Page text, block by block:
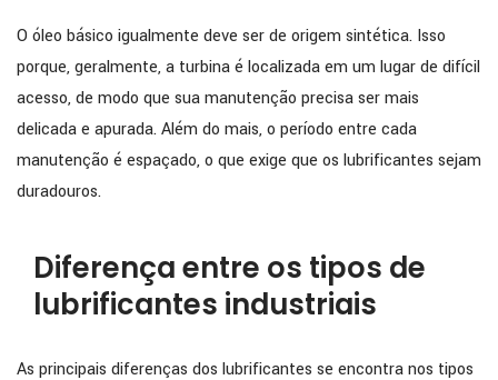
O óleo básico igualmente deve ser de origem sintética. Isso
porque, geralmente, a turbina é localizada em um lugar de difícil
acesso, de modo que sua manutenção precisa ser mais
delicada e apurada. Além do mais, o período entre cada
manutenção é espaçado, o que exige que os lubrificantes sejam
duradouros.
Diferença entre os tipos de
lubrificantes industriais
As principais diferenças dos lubrificantes se encontra nos tipos